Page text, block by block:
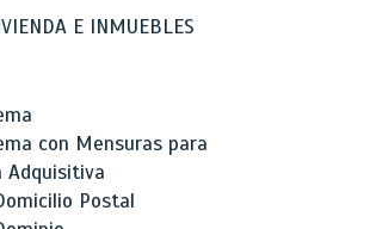
E INMUEBLES
con Mensuras para
Adquisitiva
Postal